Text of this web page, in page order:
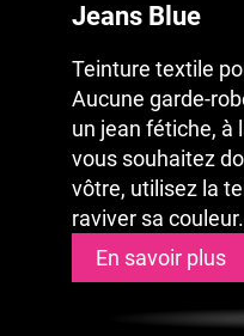
Jeans Blue
Teinture textile
Aucune garde-
un jean fétiche, à
vous souhaitez
vôtre, utilisez la
raviver sa couleur.
En savoir plus